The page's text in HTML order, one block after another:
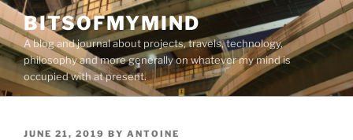
Skip
to
content
BITSOFMYMIND
A blog and journal about projects, travels, technology,
philosophy and more generally on whatever my mind is
occupied with at present.
POSTED
JUNE 21, 2019 BY ANTOINE